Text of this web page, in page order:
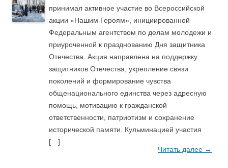
принимал активное участие во Всероссийской
акции «Нашим Героям», инициированной
Федеральным агентством по делам молодежи и
приуроченной к празднованию Дня защитника
Отечества. Акция направлена на поддержку
защитников Отечества, укрепление связи
поколений и формирование чувства
общенационального единства через адресную
помощь, мотивацию к гражданской
ответственности, патриотизм и сохранение
исторической памяти. Кульминацией участия
[…]
Читать далее →